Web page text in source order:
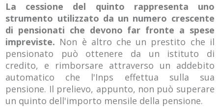
La cessione del quinto rappresenta uno
strumento utilizzato da un numero crescente
di pensionati che devono far fronte a spese
impreviste. Non è altro che un prestito che il
pensionato può ottenere da un istituto di
credito, e rimborsare attraverso un addebito
automatico che l'Inps effettua sulla sua
pensione. Il prelievo, appunto, non può superare
un quinto dell'importo mensile della pensione.